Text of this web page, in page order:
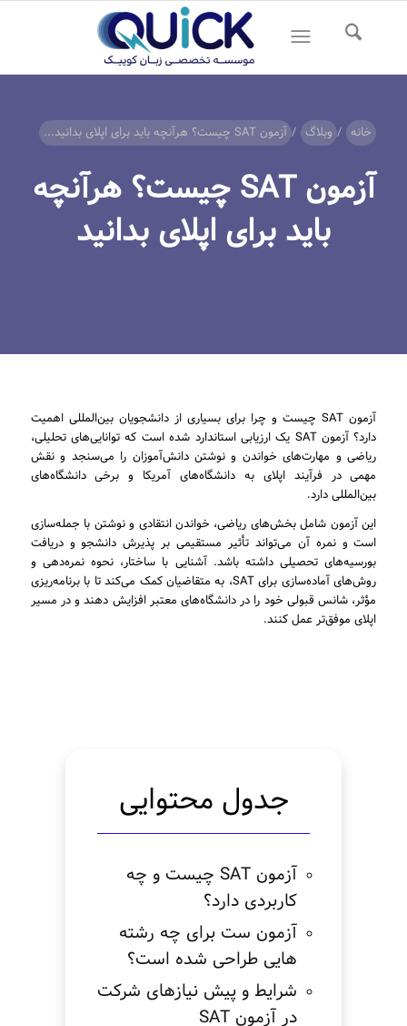
خانه / وبلاگ / آزمون SAT چیست؟ هرآنچه باید برای اپلای بدانید...
آزمون SAT چیست؟ هرآنچه
باید برای اپلای بدانید
آزمون SAT چیست و چرا برای بسیاری از دانشجویان بین‌المللی اهمیت
دارد؟ آزمون SAT یک ارزیابی استاندارد شده است که توانایی‌های تحلیلی،
ریاضی و مهارت‌های خواندن و نوشتن دانش‌آموزان را می‌سنجد و نقش
مهمی در فرآیند اپلای به دانشگاه‌های آمریکا و برخی دانشگاه‌های
بین‌المللی دارد.
این آزمون شامل بخش‌های ریاضی، خواندن انتقادی و نوشتن با جمله‌سازی
است و نمره آن می‌تواند تأثیر مستقیمی بر پذیرش دانشجو و دریافت
بورسیه‌های تحصیلی داشته باشد. آشنایی با ساختار، نحوه نمره‌دهی و
روش‌های آماده‌سازی برای SAT، به متقاضیان کمک می‌کند تا با برنامه‌ریزی
مؤثر، شانس قبولی خود را در دانشگاه‌های معتبر افزایش دهند و در مسیر
اپلای موفق‌تر عمل کنند.
جدول محتوایی
آزمون SAT چیست و چه
کاربردی دارد؟
آزمون ست برای چه رشته
هایی طراحی شده است؟
شرایط و پیش نیازهای شرکت
در آزمون SAT